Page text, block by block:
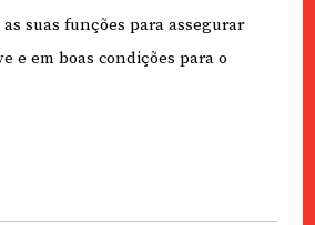
suas funções para assegurar
e em boas condições para o